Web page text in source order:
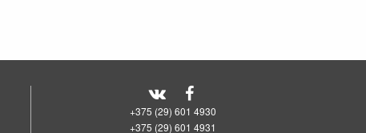
+375 (29) 601 4930
+375 (29) 601 4931